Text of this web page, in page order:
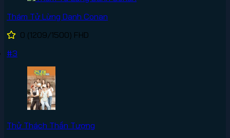
Thám Tử Lừng Danh Conan
0 (1209/1500) FHD
#3
Thử Thách Thần Tượng